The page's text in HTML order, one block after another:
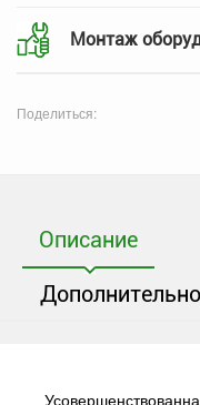
Монтаж
Поделиться:
Описание